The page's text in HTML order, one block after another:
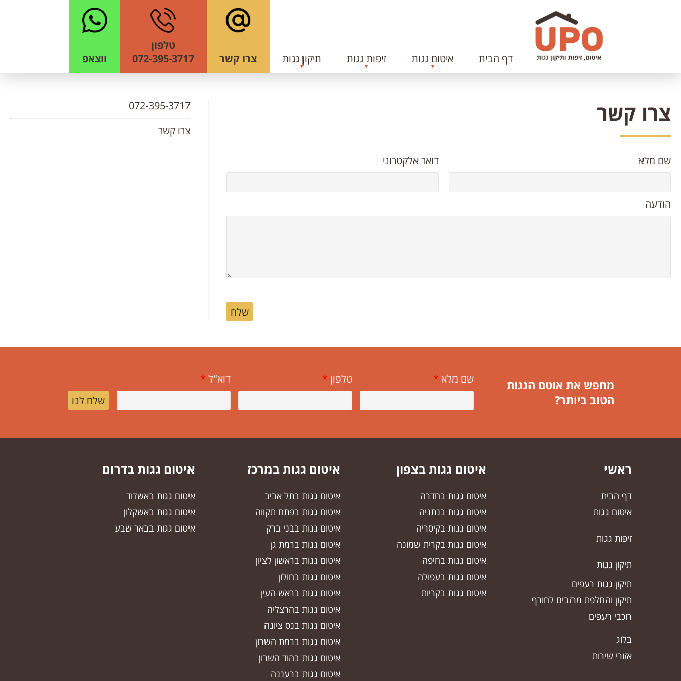
דף הבית איטום גגות זיפות גגות תיקון גגות צרו קשר
טלפון
072-395-3717
ווצאפ
072-395-3717
צרו קשר
צרו קשר
שם מלא דואר אלקטרוני
הודעה
שלח
מחפש את אוטם הגגות
הטוב ביותר?
שם מלא * טלפון * דוא"ל *
שלח לנו
ראשי
דף הבית
איטום גגות
זיפות גגות
תיקון גגות
תיקון גגות רעפים
תיקון והחלפת מרזבים לחורף
רוכבי רעפים
בלוג
אזורי שירות
איטום גגות בצפון
איטום גגות בחדרה
איטום גגות בנתניה
איטום גגות בקיסריה
איטום גגות בקרית שמונה
איטום גגות בחיפה
איטום גגות בעפולה
איטום גגות בקריות
איטום גגות במרכז
איטום גגות בתל אביב
איטום גגות בפתח תקווה
איטום גגות בבני ברק
איטום גגות ברמת גן
איטום גגות בראשון לציון
איטום גגות בחולון
איטום גגות בראש העין
איטום גגות בהרצליה
איטום גגות בנס ציונה
איטום גגות ברמת השרון
איטום גגות בהוד השרון
איטום גגות ברעננה
איטום גגות בדרום
איטום גגות באשדוד
איטום גגות באשקלון
איטום גגות בבאר שבע